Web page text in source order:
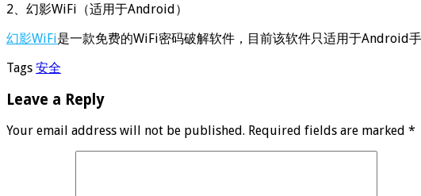
2、幻影WiFi（适用于Android）
幻影WiFi是一款免费的WiFi密码破解软件，目前该软件只适用于Android手
Tags 安全
Leave a Reply
Your email address will not be published. Required fields are marked *